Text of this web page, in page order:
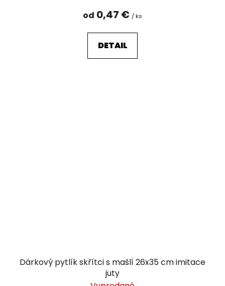
od 0,47 € / ks
DETAIL
Dárkový pytlík skřítci s mašlí 26x35 cm imitace
juty